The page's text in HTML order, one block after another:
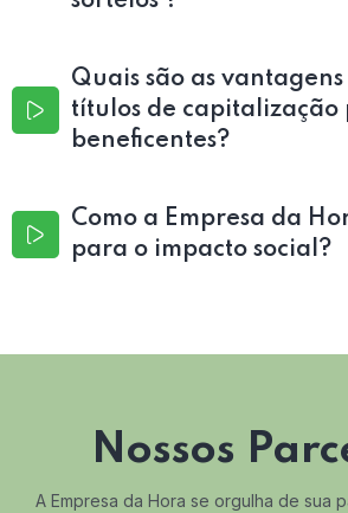
Quais são as
títulos de capitalização
beneficentes?
Como a Empresa da
para o impacto social?
Nossos
A Empresa da Hora se orgulha de sua